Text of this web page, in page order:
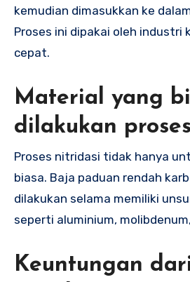
kemudian dimasukkan ke
Proses ini dipakai oleh industri
cepat.
Material yang
dilakukan
Proses nitridasi tidak hanya
biasa. Baja paduan rendah
dilakukan selama memiliki
seperti aluminium,
Keuntungan